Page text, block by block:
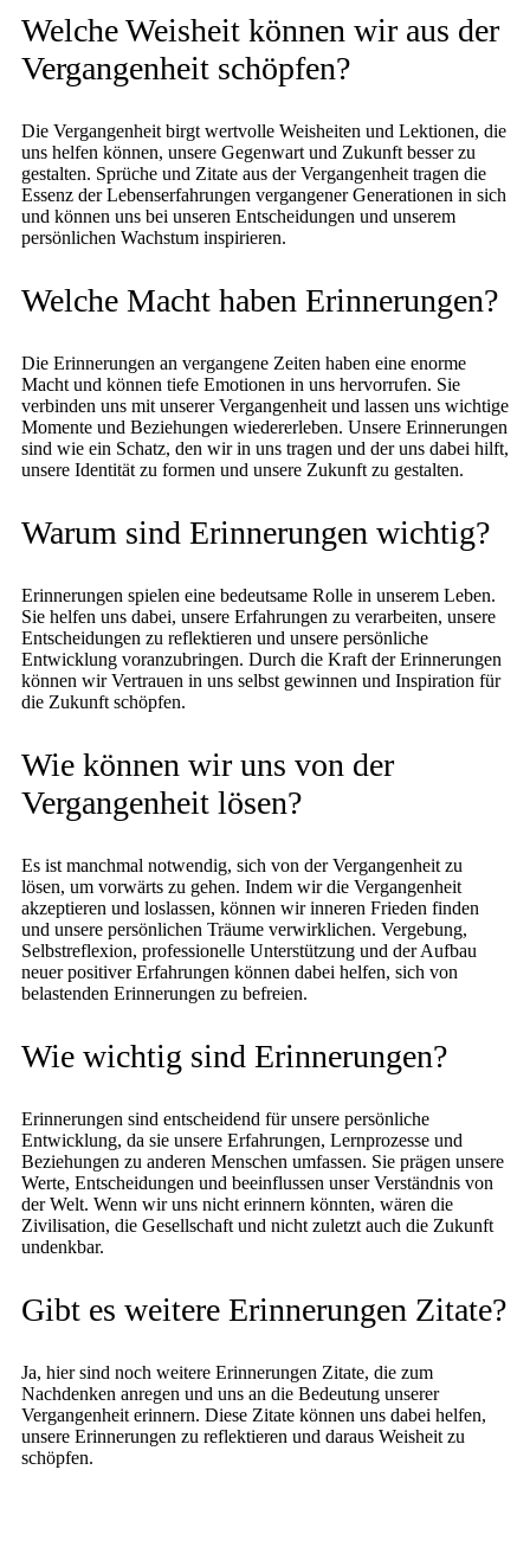
Welche Weisheit können wir aus der
Vergangenheit schöpfen?
Die Vergangenheit birgt wertvolle Weisheiten und Lektionen, die
uns helfen können, unsere Gegenwart und Zukunft besser zu
gestalten. Sprüche und Zitate aus der Vergangenheit tragen die
Essenz der Lebenserfahrungen vergangener Generationen in sich
und können uns bei unseren Entscheidungen und unserem
persönlichen Wachstum inspirieren.
Welche Macht haben Erinnerungen?
Die Erinnerungen an vergangene Zeiten haben eine enorme
Macht und können tiefe Emotionen in uns hervorrufen. Sie
verbinden uns mit unserer Vergangenheit und lassen uns wichtige
Momente und Beziehungen wiedererleben. Unsere Erinnerungen
sind wie ein Schatz, den wir in uns tragen und der uns dabei hilft,
unsere Identität zu formen und unsere Zukunft zu gestalten.
Warum sind Erinnerungen wichtig?
Erinnerungen spielen eine bedeutsame Rolle in unserem Leben.
Sie helfen uns dabei, unsere Erfahrungen zu verarbeiten, unsere
Entscheidungen zu reflektieren und unsere persönliche
Entwicklung voranzubringen. Durch die Kraft der Erinnerungen
können wir Vertrauen in uns selbst gewinnen und Inspiration für
die Zukunft schöpfen.
Wie können wir uns von der
Vergangenheit lösen?
Es ist manchmal notwendig, sich von der Vergangenheit zu
lösen, um vorwärts zu gehen. Indem wir die Vergangenheit
akzeptieren und loslassen, können wir inneren Frieden finden
und unsere persönlichen Träume verwirklichen. Vergebung,
Selbstreflexion, professionelle Unterstützung und der Aufbau
neuer positiver Erfahrungen können dabei helfen, sich von
belastenden Erinnerungen zu befreien.
Wie wichtig sind Erinnerungen?
Erinnerungen sind entscheidend für unsere persönliche
Entwicklung, da sie unsere Erfahrungen, Lernprozesse und
Beziehungen zu anderen Menschen umfassen. Sie prägen unsere
Werte, Entscheidungen und beeinflussen unser Verständnis von
der Welt. Wenn wir uns nicht erinnern könnten, wären die
Zivilisation, die Gesellschaft und nicht zuletzt auch die Zukunft
undenkbar.
Gibt es weitere Erinnerungen Zitate?
Ja, hier sind noch weitere Erinnerungen Zitate, die zum
Nachdenken anregen und uns an die Bedeutung unserer
Vergangenheit erinnern. Diese Zitate können uns dabei helfen,
unsere Erinnerungen zu reflektieren und daraus Weisheit zu
schöpfen.